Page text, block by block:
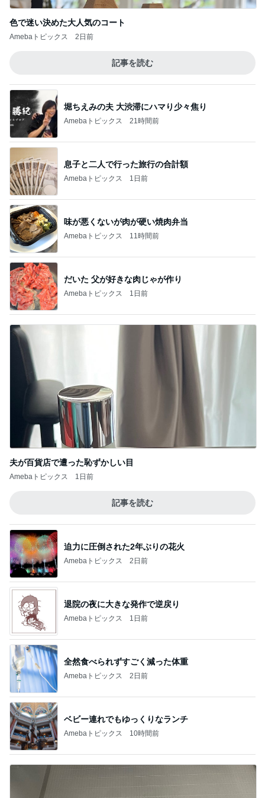
色で迷い決めた大人気のコート
Amebaトピックス 2日前
記事を読む
堀ちえみの夫 大渋滞にハマり少々焦り
Amebaトピックス 21時間前
息子と二人で行った旅行の合計額
Amebaトピックス 1日前
味が悪くないが肉が硬い焼肉弁当
Amebaトピックス 11時間前
だいた 父が好きな肉じゃが作り
Amebaトピックス 1日前
夫が百貨店で遭った恥ずかしい目
Amebaトピックス 1日前
記事を読む
迫力に圧倒された2年ぶりの花火
Amebaトピックス 2日前
退院の夜に大きな発作で逆戻り
Amebaトピックス 1日前
全然食べられずすごく減った体重
Amebaトピックス 2日前
ベビー連れでもゆっくりなランチ
Amebaトピックス 10時間前